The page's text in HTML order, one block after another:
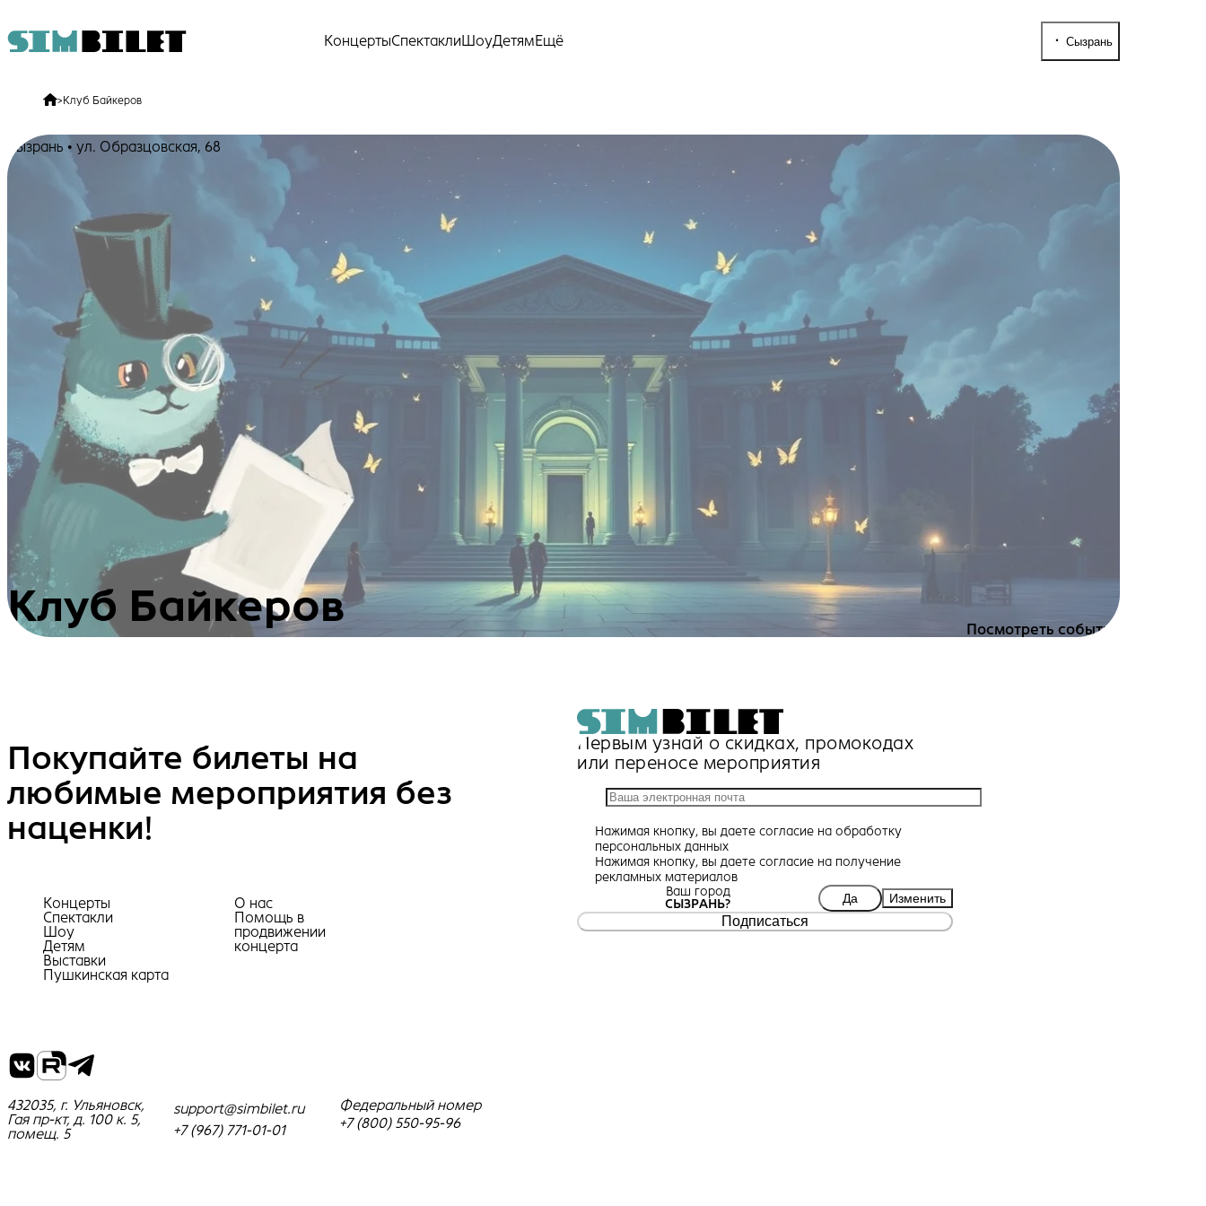
КонцертыСпектакли ШоуДетямЕщё Сызрань
> Клуб Байкеров
Сызрань • ул. Образцовская, 68
Клуб Байкеров Посмотреть события
Покупайте билеты на
любимые мероприятия без
наценки!
Концерты
Спектакли
Шоу
Детям
Выставки
Пушкинская карта
О нас
Помощь в
продвижении
концерта
432035, г. Ульяновск,
Гая пр-кт, д. 100 к. 5,
помещ. 5
support@simbilet.ru
+7 (967) 771-01-01
Федеральный номер
+7 (800) 550-95-96
Первым узнай о скидках, промокодах
или переносе мероприятия
Нажимая кнопку, вы даете согласие на обработку
персональных данных
Нажимая кнопку, вы даете согласие на получение
рекламных материалов
Ваш город
СЫЗРАНЬ?
Да Изменить
Подписаться